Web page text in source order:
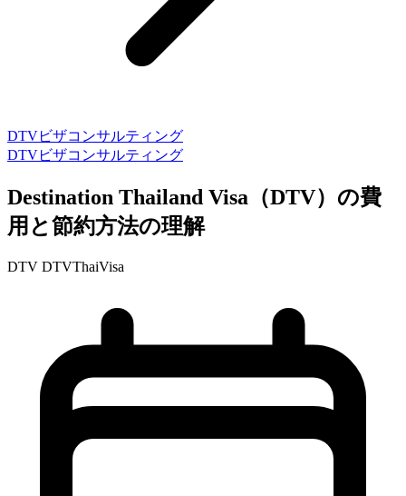
DTVビザコンサルティング
DTVビザコンサルティング
Destination Thailand Visa（DTV）の費
用と節約方法の理解
DTV DTVThaiVisa